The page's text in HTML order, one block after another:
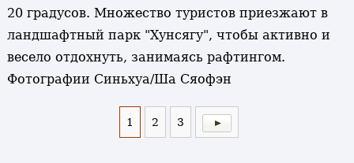
20 градусов. Множество туристов приезжают в
ландшафтный парк "Хунсягу", чтобы активно и
весело отдохнуть, занимаясь рафтингом.
Фотографии Синьхуа/Ша Сяофэн
1 2 3